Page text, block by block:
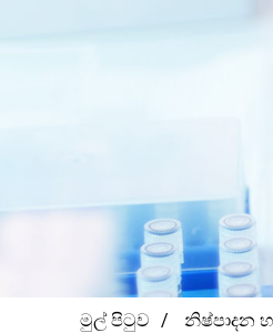
මුල් පිටුව නිෂ්පාදන